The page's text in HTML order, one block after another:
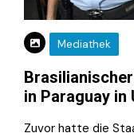
Mediathek
in Paraguay in
Zuvor hatte die